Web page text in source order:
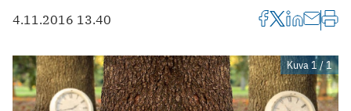
4.11.2016 13.40
Kuva 1 / 1